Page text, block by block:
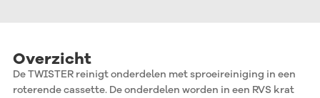
Overzicht
De TWISTER reinigt onderdelen met sproeireiniging in een
roterende cassette. De onderdelen worden in een RVS krat